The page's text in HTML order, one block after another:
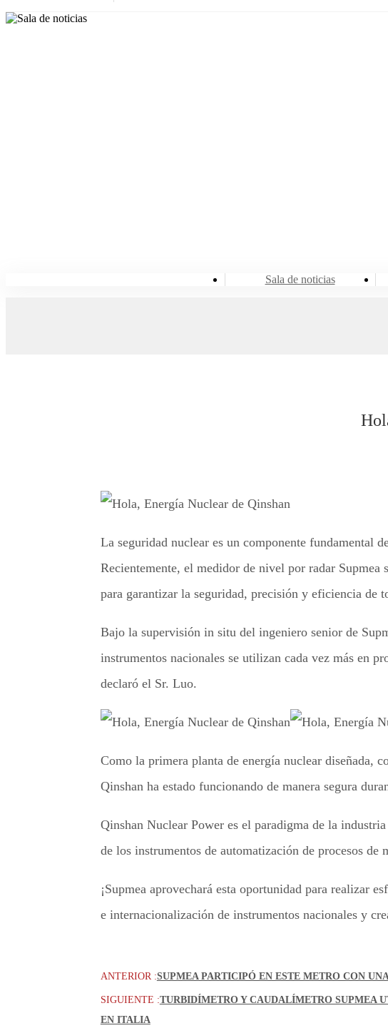
Sala de noticias
La seguridad nuclear es un componente fundamental
Recientemente, el medidor de nivel por radar Supmea
para garantizar la seguridad, precisión y eficiencia de
Bajo la supervisión in situ del ingeniero senior de
instrumentos nacionales se utilizan cada vez más en
declaró el Sr. Luo.
Como la primera planta de energía nuclear diseñada,
Qinshan ha estado funcionando de manera segura
Qinshan Nuclear Power es el paradigma de la
de los instrumentos de automatización de procesos
¡Supmea aprovechará esta oportunidad para realizar
e internacionalización de instrumentos nacionales y
ANTERIOR :SUPMEA PARTICIPÓ EN ESTE METRO CON
SIGUIENTE :TURBIDÍMETRO Y CAUDALÍMETRO SUPMEA
EN ITALIA